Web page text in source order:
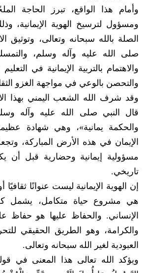
وأمام هذا الواقع، تبرز الحاجة
ومسؤول لترسيخ الهوية الإيمانية،
الصلة بالله سبحانه وتعالى، وتوثيق
صلى الله عليه وآله وسلم،
والاهتمام بالتربية الإيمانية في
والتحصن بالوعي في مواجهة الغزو
وقد شرف الله الشعب اليمني بهذا
قال النبي صلى الله عليه وآله
والحكمة يمانية»، وهي شهادة
الإيمان في هذه الأرض المباركة،
مسؤولية إيمانية وحضارية قبل أن
تاريخي.
إن الهوية الإيمانية ليست عنوانًا
هي مشروع حياة متكامل، يشمل
الإنساني. والحفاظ عليها هو حفاظ
والكرامة، وهو الطريق الحقيقي
العبودية لغير الله سبحانه وتعالى.
ويؤكد الله تعالى هذا المعنى في